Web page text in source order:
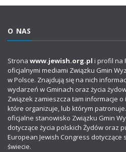
O NAS
Strona www.jewish.org.pl i profil na
oficjalnymi mediami Związku Gmin
w Polsce. Znajdują się na nich
wydarzeń w Gminach oraz życia
Związek zamieszcza tam informacje
które organizuje, lub którym
oficjalne stanowisko Związku Gmin
dotyczące życia polskich Żydów oraz
European Jewish Congress dotyczące
świecie.